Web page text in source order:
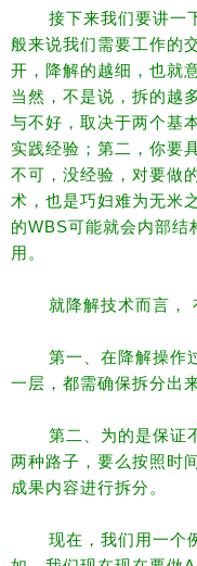
接下来我们要讲一
般来说我们需要工作的
开，降解的越细，也就
当然，不是说，拆的越
与不好，取决于两个基
实践经验； 第二，你要
不可，没经验，对要做
术，也是巧妇难为无米
的WBS可能就会内部结
用。
就降解技术而言，
第一、在降解操作
一层，都需确保拆分出
第二、为的是保证
两种路子，要么按照时
成果内容进行拆分。
现在，我们用一个